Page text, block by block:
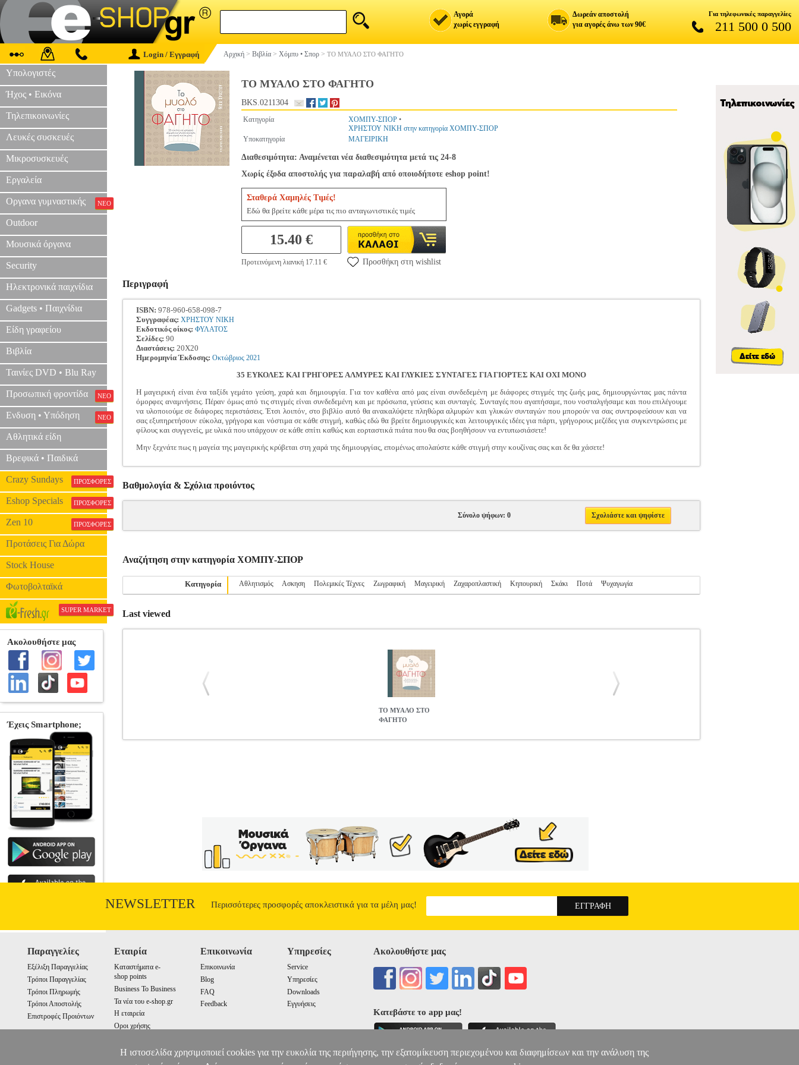
Αγορά
χωρίς εγγραφή
Δωρεάν αποστολή
για αγορές άνω των 90€
Για τηλεφωνικές παραγγελίες
211 500 0 500
Login / Εγγραφή Αρχική > Βιβλία > Χόμπυ • Σπορ > ΤΟ ΜΥΑΛΟ ΣΤΟ ΦΑΓΗΤΟ
Υπολογιστές
Ήχος • Εικόνα
Τηλεπικοινωνίες
Λευκές συσκευές
Μικροσυσκευές
Εργαλεία
Οργανα γυμναστικής ΝΕΟ
Outdoor
Μουσικά όργανα
Security
Ηλεκτρονικά παιχνίδια
Gadgets • Παιχνίδια
Είδη γραφείου
Βιβλία
Ταινίες DVD • Blu Ray
Προσωπική φροντίδα ΝΕΟ
Ενδυση • Υπόδηση ΝΕΟ
Αθλητικά είδη
Βρεφικά • Παιδικά
Crazy Sundays ΠΡΟΣΦΟΡΕΣ
Eshop Specials ΠΡΟΣΦΟΡΕΣ
Zen 10 ΠΡΟΣΦΟΡΕΣ
Προτάσεις Για Δώρα
Stock House
Φωτοβολταϊκά
SUPER MARKET
ΤΟ ΜΥΑΛΟ ΣΤΟ ΦΑΓΗΤΟ
BKS.0211304
Κατηγορία ΧΟΜΠΥ-ΣΠΟΡ •
ΧΡΗΣΤΟΥ ΝΙΚΗ στην κατηγορία ΧΟΜΠΥ-ΣΠΟΡ
Υποκατηγορία
ΜΑΓΕΙΡΙΚΗ
Διαθεσιμότητα: Αναμένεται νέα διαθεσιμότητα μετά τις 24-8
Χωρίς έξοδα αποστολής για παραλαβή από οποιοδήποτε eshop point!
Σταθερά Χαμηλές Τιμές!
Εδώ θα βρείτε κάθε μέρα τις πιο ανταγωνιστικές τιμές
15.40 €
Προτεινόμενη λιανική 17.11 € Προσθήκη στη wishlist
Περιγραφή
ISBN: 978-960-658-098-7
Συγγραφέας: ΧΡΗΣΤΟΥ ΝΙΚΗ
Εκδοτικός οίκος: ΦΥΛΑΤΟΣ
Σελίδες: 90
Διαστάσεις: 20Χ20
Ημερομηνία Έκδοσης: Οκτώβριος 2021
35 ΕΥΚΟΛΕΣ ΚΑΙ ΓΡΗΓΟΡΕΣ ΑΛΜΥΡΕΣ ΚΑΙ ΓΛΥΚΙΕΣ ΣΥΝΤΑΓΕΣ ΓΙΑ ΓΙΟΡΤΕΣ ΚΑΙ ΟΧΙ ΜΟΝΟ
Η μαγειρική είναι ένα ταξίδι γεμάτο γεύση, χαρά και δημιουργία. Για τον καθένα από μας είναι συνδεδεμένη με διάφορες στιγμές της ζωής μας, δημιουργώντας μας πάντα
όμορφες αναμνήσεις. Πέραν όμως από τις στιγμές είναι συνδεδεμένη και με πρόσωπα, γεύσεις και συνταγές. Συνταγές που αγαπήσαμε, που νοσταλγήσαμε και που επιλέγουμε
να υλοποιούμε σε διάφορες περιστάσεις. Έτσι λοιπόν, στο βιβλίο αυτό θα ανακαλύψετε πληθώρα αλμυρών και γλυκών συνταγών που μπορούν να σας συντροφεύσουν και να
σας εξυπηρετήσουν εύκολα, γρήγορα και νόστιμα σε κάθε στιγμή, καθώς εδώ θα βρείτε δημιουργικές και λειτουργικές ιδέες για πάρτι, γρήγορους μεζέδες για συγκεντρώσεις με
φίλους και συγγενείς, με υλικά που υπάρχουν σε κάθε σπίτι καθώς και εορταστικά πιάτα που θα σας βοηθήσουν να εντυπωσιάσετε!
Μην ξεχνάτε πως η μαγεία της μαγειρικής κρύβεται στη χαρά της δημιουργίας, επομένως απολαύστε κάθε στιγμή στην κουζίνας σας και δε θα χάσετε!
Βαθμολογία & Σχόλια προιόντος
Σύνολο ψήφων: 0 Σχολιάστε και ψηφίστε
Αναζήτηση στην κατηγορία ΧΟΜΠΥ-ΣΠΟΡ
Κατηγορία Αθλητισμός Ασκηση Πολεμικές Τέχνες Ζωγραφική Μαγειρική Ζαχαροπλαστική Κηπουρική Σκάκι Ποτά Ψυχαγωγία
Last viewed
ΤΟ ΜΥΑΛΟ ΣΤΟ
ΦΑΓΗΤΟ
δημιουργικές και λειτουργικές ιδέες για πάρτι, γρήγορους μεζέδες για συγκεντρώσεις με φίλους και συγγενείς, με υλικά που υπάρχουν σε κάθε σπίτι καθώς και
εορταστικά πιάτα που θα σας βοηθήσουν να εντυπωσιάσετε! Μην ξεχνάτε πως η μαγεία της μαγειρικής κρύβεται στη χαρά της δημιουργίας, επομένως
απολαύστε κάθε στιγμή στην κουζίνας σας και δε θα χάσετε!ΤΟ ΜΥΑΛΟ ΣΤΟ ΦΑΓΗΤΟ
13.86
NEWSLETTER Περισσότερες προσφορές αποκλειστικά για τα μέλη μας!
Παραγγελίες
Εξέλιξη Παραγγελίας
Τρόποι Παραγγελίας
Τρόποι Πληρωμής
Τρόποι Αποστολής
Επιστροφές Προιόντων
Εταιρία
Καταστήματα e-
shop points
Business To Business
Τα νέα του e-shop.gr
Η εταιρεία
Οροι χρήσης
Επικοινωνία
Επικοινωνία
Blog
FAQ
Feedback
Υπηρεσίες
Service
Υπηρεσίες
Downloads
Εγγυήσεις
Ακολουθήστε μας
Κατεβάστε το app μας!
Η ιστοσελίδα χρησιμοποιεί cookies για την ευκολία της περιήγησης, την εξατομίκευση περιεχομένου και διαφημίσεων και την ανάλυση της